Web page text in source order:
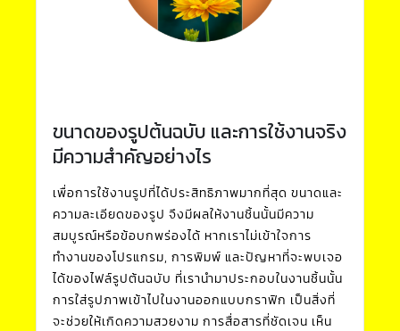
ขนาดของรูปต้นฉบับ และการใช้งานจริง
มีความสำคัญอย่างไร
เพื่อการใช้งานรูปที่ได้ประสิทธิภาพมากที่สุด ขนาดและ
ความละเอียดของรูป จึงมีผลให้งานชิ้นนั้นมีความ
สมบูรณ์หรือข้อบกพร่องได้ หากเราไม่เข้าใจการ
ทำงานของโปรแกรม, การพิมพ์ และปัญหาที่จะพบเจอ
ได้ของไฟล์รูปต้นฉบับ ที่เรานำมาประกอบในงานชิ้นนั้น
การใส่รูปภาพเข้าไปในงานออกแบบกราฟิก เป็นสิ่งที่
จะช่วยให้เกิดความสวยงาม การสื่อสารที่ชัดเจน เห็น